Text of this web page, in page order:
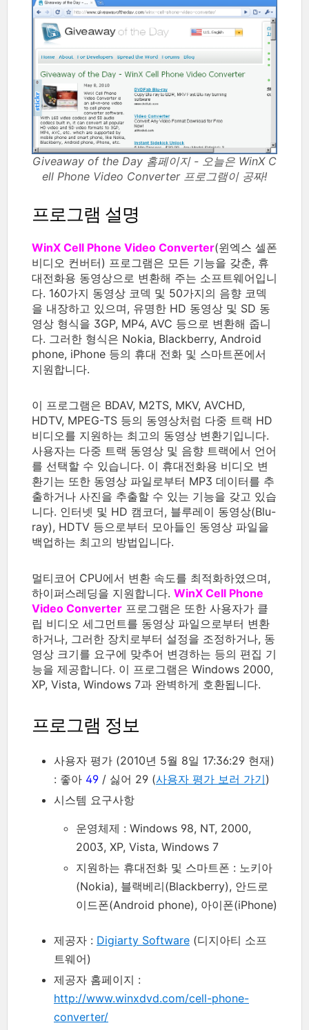
Giveaway of the Day 홈페이지 - 오늘은 WinX C
ell Phone Video Converter 프로그램이 공짜!
프로그램 설명
WinX Cell Phone Video Converter(윈엑스 셀폰
비디오 컨버터) 프로그램은 모든 기능을 갖춘, 휴
대전화용 동영상으로 변환해 주는 소프트웨어입니
다. 160가지 동영상 코덱 및 50가지의 음향 코덱
을 내장하고 있으며, 유명한 HD 동영상 및 SD 동
영상 형식을 3GP, MP4, AVC 등으로 변환해 줍니
다. 그러한 형식은 Nokia, Blackberry, Android
phone, iPhone 등의 휴대 전화 및 스마트폰에서
지원합니다.
이 프로그램은 BDAV, M2TS, MKV, AVCHD,
HDTV, MPEG-TS 등의 동영상처럼 다중 트랙 HD
비디오를 지원하는 최고의 동영상 변환기입니다.
사용자는 다중 트랙 동영상 및 음향 트랙에서 언어
를 선택할 수 있습니다. 이 휴대전화용 비디오 변
환기는 또한 동영상 파일로부터 MP3 데이터를 추
출하거나 사진을 추출할 수 있는 기능을 갖고 있습
니다. 인터넷 및 HD 캠코더, 블루레이 동영상(Blu-
ray), HDTV 등으로부터 모아들인 동영상 파일을
백업하는 최고의 방법입니다.
멀티코어 CPU에서 변환 속도를 최적화하였으며,
하이퍼스레딩을 지원합니다. WinX Cell Phone
Video Converter 프로그램은 또한 사용자가 클
립 비디오 세그먼트를 동영상 파일으로부터 변환
하거나, 그러한 장치로부터 설정을 조정하거나, 동
영상 크기를 요구에 맞추어 변경하는 등의 편집 기
능을 제공합니다. 이 프로그램은 Windows 2000,
XP, Vista, Windows 7과 완벽하게 호환됩니다.
프로그램 정보
사용자 평가 (2010년 5월 8일 17:36:29 현재)
: 좋아 49 / 싫어 29 (사용자 평가 보러 가기)
시스템 요구사항
운영체제 : Windows 98, NT, 2000,
2003, XP, Vista, Windows 7
지원하는 휴대전화 및 스마트폰 : 노키아
(Nokia), 블랙베리(Blackberry), 안드로
이드폰(Android phone), 아이폰(iPhone)
제공자 : Digiarty Software (디지아티 소프
트웨어)
제공자 홈페이지 :
http://www.winxdvd.com/cell-phone-
converter/